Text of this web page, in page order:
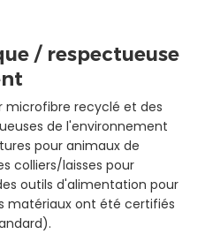
/ respectueuse
microfibre recyclé et des
de l'environnement
pour animaux de
colliers/laisses pour
outils d'alimentation pour
matériaux ont été certifiés